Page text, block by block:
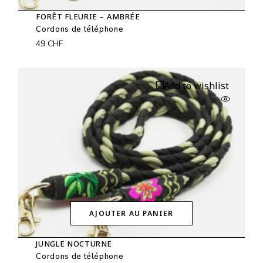
FORÊT FLEURIE – AMBRÉE
Cordons de téléphone
49CHF
AJOUTER AU PANIER
Add to wishlist
JUNGLE NOCTURNE
Cordons de téléphone